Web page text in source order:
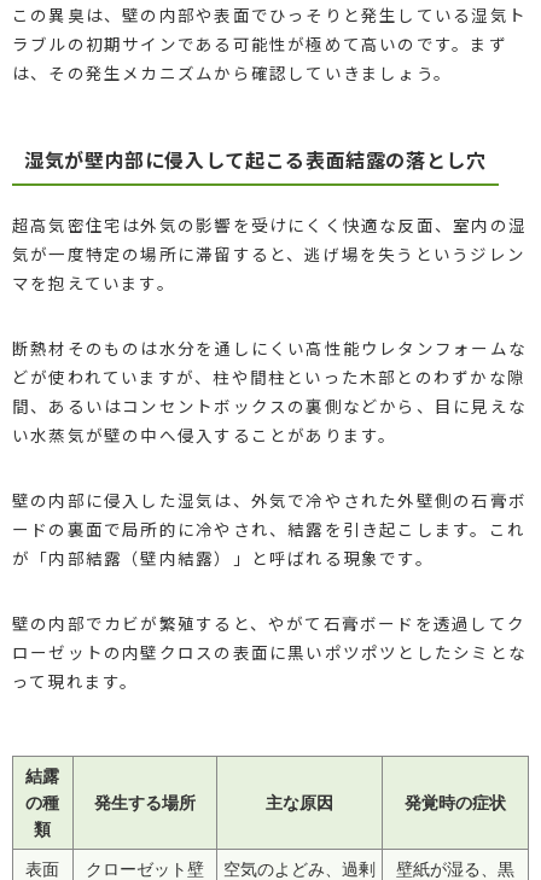
この異臭は、壁の内部や表面でひっそりと発生している湿気ト
ラブルの初期サインである可能性が極めて高いのです。まず
は、その発生メカニズムから確認していきましょう。
湿気が壁内部に侵入して起こる表面結露の落とし穴
超高気密住宅は外気の影響を受けにくく快適な反面、室内の湿
気が一度特定の場所に滞留すると、逃げ場を失うというジレン
マを抱えています。
断熱材そのものは水分を通しにくい高性能ウレタンフォームな
どが使われていますが、柱や間柱といった木部とのわずかな隙
間、あるいはコンセントボックスの裏側などから、目に見えな
い水蒸気が壁の中へ侵入することがあります。
壁の内部に侵入した湿気は、外気で冷やされた外壁側の石膏ボ
ードの裏面で局所的に冷やされ、結露を引き起こします。これ
が「内部結露（壁内結露）」と呼ばれる現象です。
壁の内部でカビが繁殖すると、やがて石膏ボードを透過してク
ローゼットの内壁クロスの表面に黒いポツポツとしたシミとな
って現れます。
結露
の種
類
発生する場所 主な原因 発覚時の症状
表面
クローゼット壁
空気のよどみ、過剰
壁紙が湿る、黒